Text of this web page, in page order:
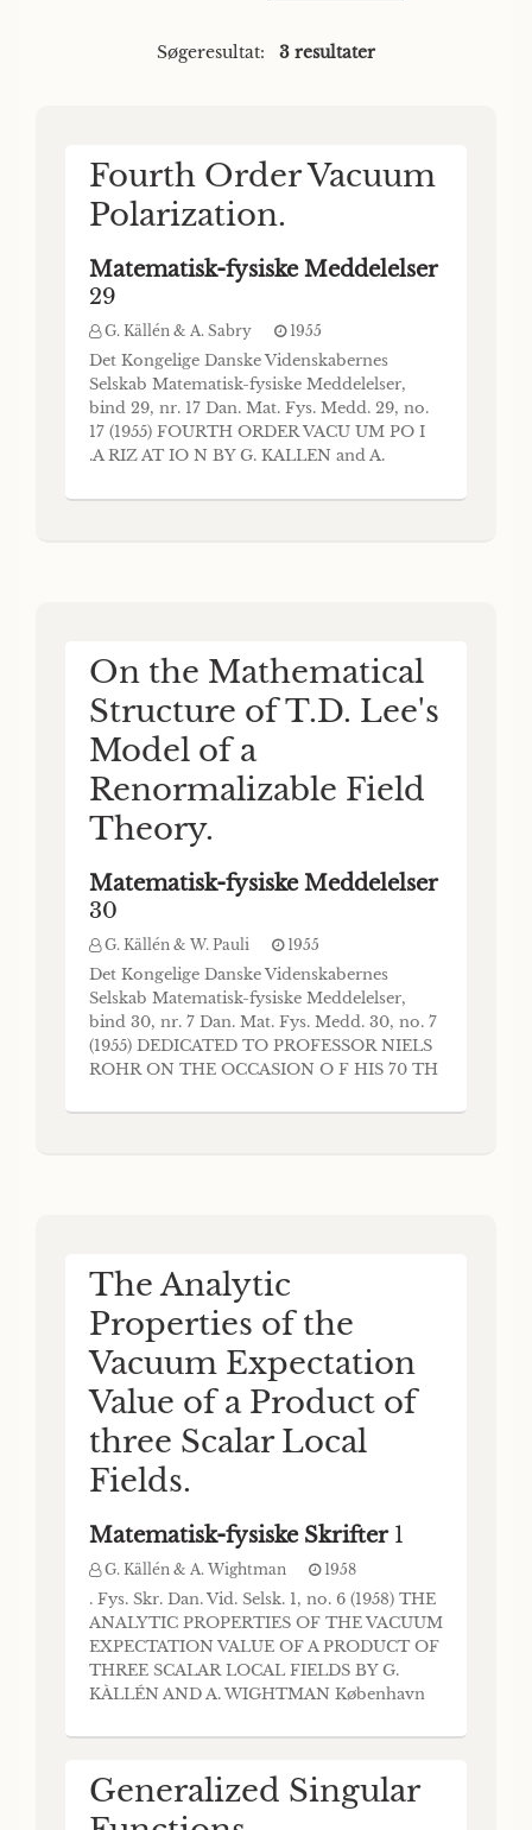
Søgeresultat: 3 resultater
Fourth Order Vacuum
Polarization.
Matematisk-fysiske Meddelelser
29
G. Källén & A. Sabry 1955
Det Kongelige Danske Videnskabernes
Selskab Matematisk-fysiske Meddelelser,
bind 29, nr. 17 Dan. Mat. Fys. Medd. 29, no.
17 (1955) FOURTH ORDER VACU UM PO I
.A RIZ AT IO N BY G. KALLEN and A.
Ejnar Munksgaard CONTENTS Page I.
On the Mathematical
Structure of T.D. Lee's
Model of a
Renormalizable Field
Theory.
Matematisk-fysiske Meddelelser
30
G. Källén & W. Pauli 1955
Det Kongelige Danske Videnskabernes
Selskab Matematisk-fysiske Meddelelser,
bind 30, nr. 7 Dan. Mat. Fys. Medd. 30, no. 7
(1955) DEDICATED TO PROFESSOR NIELS
ROHR ON THE OCCASION O F HIS 70 TH
STRUCTURE OF T.I). LEE’S MODEL OF A
The Analytic
Properties of the
Vacuum Expectation
Value of a Product of
three Scalar Local
Fields.
Matematisk-fysiske Skrifter 1
G. Källén & A. Wightman 1958
. Fys. Skr. Dan. Vid. Selsk. 1, no. 6 (1958) THE
ANALYTIC PROPERTIES OF THE VACUUM
EXPECTATION VALUE OF A PRODUCT OF
THREE SCALAR LOCAL FIELDS BY G.
KÀLLÉN AND A. WIGHTMAN København
Det Kongelige Danske Videnskabernes
Generalized Singular